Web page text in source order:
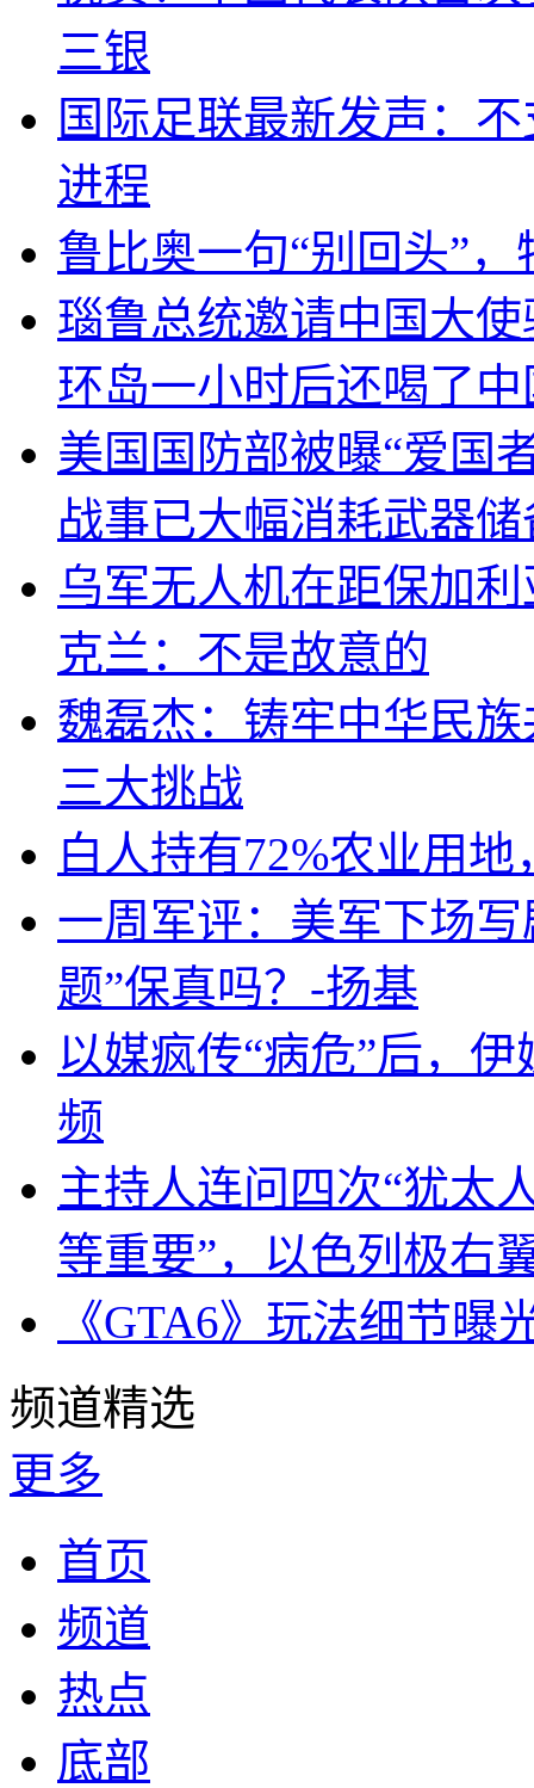
三银
国际足联最新发声：
进程
鲁比奥一句“别回头”
瑙鲁总统邀请中国大
环岛一小时后还喝了
美国国防部被曝“爱国
战事已大幅消耗武器储
乌军无人机在距保加
克兰：不是故意的
魏磊杰：铸牢中华民
三大挑战
白人持有72%农业用
一周军评：美军下场
题”保真吗？-扬基
以媒疯传“病危”后，
频
主持人连问四次“犹太
等重要”，以色列极右
《GTA6》玩法细节
频道精选
更多
首页
频道
热点
底部